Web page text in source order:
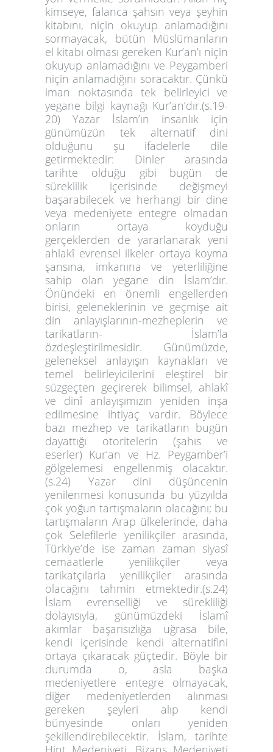
kimseye, falanca şahsın veya şeyhin
kitabını, niçin okuyup anlamadığını
sormayacak, bütün Müslümanların
el kitabı olması gereken Kur’an’ı niçin
okuyup anlamadığını ve Peygamberi
niçin anlamadığını soracaktır. Çünkü
iman noktasında tek belirleyici ve
yegane bilgi kaynağı Kur’an’dır.(s.19-
20) Yazar İslam’ın insanlık için
günümüzün tek alternatif dini
olduğunu şu ifadelerle dile
getirmektedir: Dinler arasında
tarihte olduğu gibi bugün de
süreklilik içerisinde değişmeyi
başarabilecek ve herhangi bir dine
veya medeniyete entegre olmadan
onların ortaya koyduğu
gerçeklerden de yararlanarak yeni
ahlakî evrensel ilkeler ortaya koyma
şansına, imkanına ve yeterliliğine
sahip olan yegane din İslam’dır.
Önündeki en önemli engellerden
birisi, geleneklerinin ve geçmişe ait
din anlayışlarının-mezheplerin ve
tarikatların- İslam’la
özdeşleştirilmesidir. Günümüzde,
geleneksel anlayışın kaynakları ve
temel belirleyicilerini eleştirel bir
süzgeçten geçirerek bilimsel, ahlakî
ve dinî anlayışımızın yeniden inşa
edilmesine ihtiyaç vardır. Böylece
bazı mezhep ve tarikatların bugün
dayattığı otoritelerin (şahıs ve
eserler) Kur’an ve Hz. Peygamber’i
gölgelemesi engellenmiş olacaktır.
(s.24) Yazar dini düşüncenin
yenilenmesi konusunda bu yüzyılda
çok yoğun tartışmaların olacağını; bu
tartışmaların Arap ülkelerinde, daha
çok Selefilerle yenilikçiler arasında,
Türkiye’de ise zaman zaman siyasî
cemaatlerle yenilikçiler veya
tarikatçılarla yenilikçiler arasında
olacağını tahmin etmektedir.(s.24)
İslam evrenselliği ve sürekliliği
dolayısıyla, günümüzdeki İslamî
akımlar başarısızlığa uğrasa bile,
kendi içerisinde kendi alternatifini
ortaya çıkaracak güçtedir. Böyle bir
durumda o, asla başka
medeniyetlere entegre olmayacak,
diğer medeniyetlerden alınması
gereken şeyleri alıp kendi
bünyesinde onları yeniden
şekillendirebilecektir. İslam, tarihte